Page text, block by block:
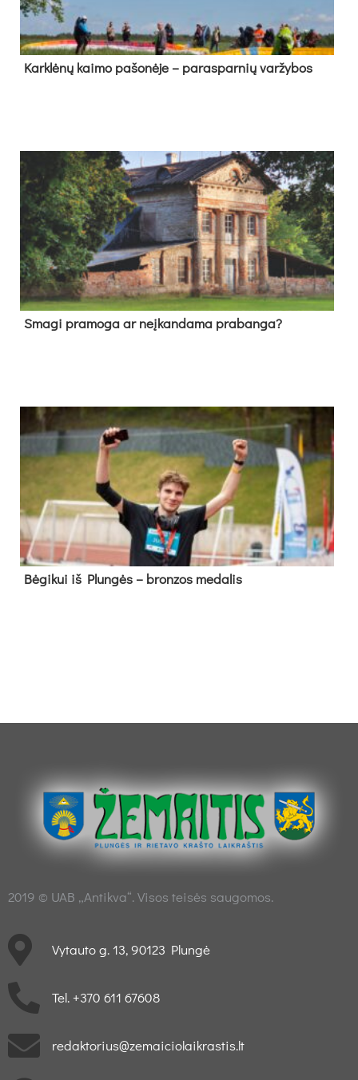
Kark­lė­nų kai­mo pa­šo­nė­je – pa­ras­par­nių var­žy­bos
Sma­gi pra­mo­ga ar neį­kan­da­ma pra­ban­ga?
Bė­gi­kui iš Plun­gės – bron­zos me­da­lis
2019 © UAB „Antikva“. Visos teisės saugomos.
Vytauto g. 13, 90123 Plungė
Tel. +370 611 67608
redaktorius@zemaiciolaikrastis.lt